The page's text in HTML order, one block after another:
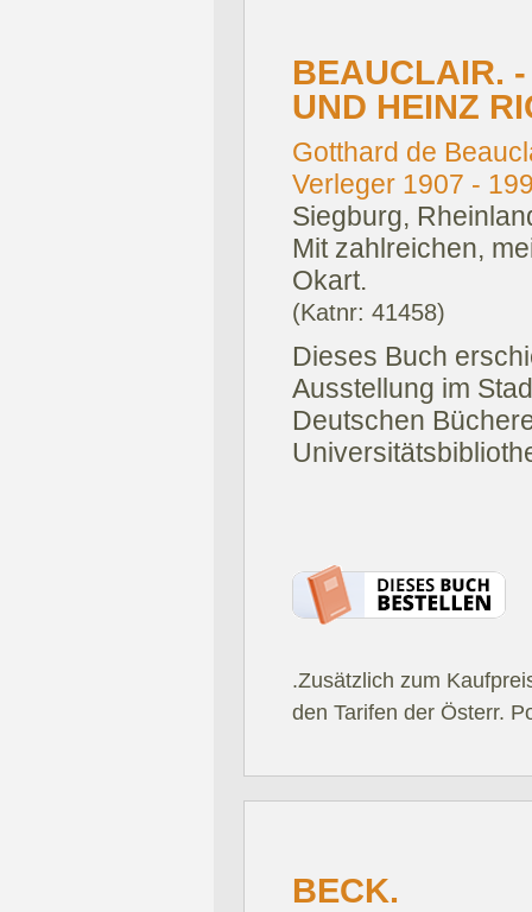
BEAUCLAIR.
UND HEINZ
Gotthard de
Verleger 1907 -
Siegburg,
Mit zahlreichen,
Okart.
(Katnr: 41458)
Dieses Buch
Ausstellung im
Deutschen
.Zusätzlich zum
den Tarifen der Österr.
BECK.